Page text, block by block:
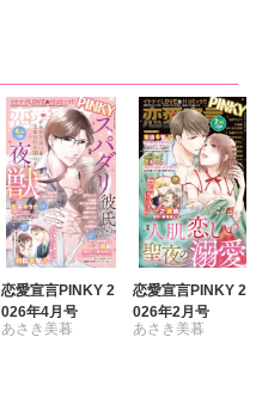
恋愛宣言PINKY 2
026年4月号
あさき美暮
恋愛宣言PINKY 2
026年2月号
あさき美暮